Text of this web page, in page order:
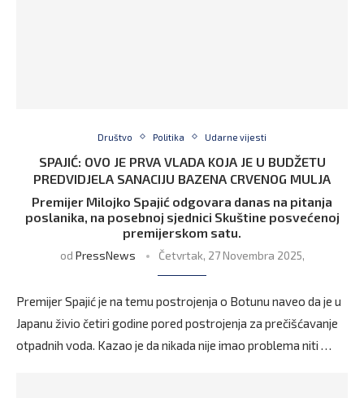
Društvo Politika Udarne vijesti
SPAJIĆ: OVO JE PRVA VLADA KOJA JE U BUDŽETU
PREDVIDJELA SANACIJU BAZENA CRVENOG MULJA
Premijer Milojko Spajić odgovara danas na pitanja
poslanika, na posebnoj sjednici Skuštine posvećenoj
premijerskom satu.
od PressNews Četvrtak, 27 Novembra 2025,
Premijer Spajić je na temu postrojenja o Botunu naveo da je u
Japanu živio četiri godine pored postrojenja za prečišćavanje
otpadnih voda. Kazao je da nikada nije imao problema niti …